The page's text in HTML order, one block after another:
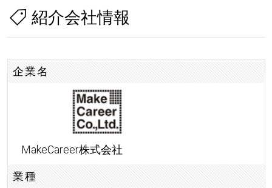
紹介会社情報
企業名
MakeCareer株式会社
業種